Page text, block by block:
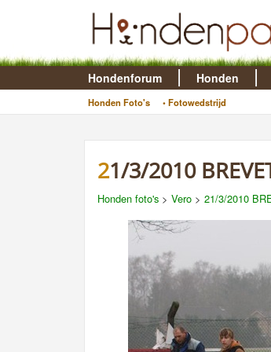
Hondenforum Honden
Honden Foto's • Fotowedstrijd
21/3/2010
Honden foto's > Vero > 21/3/2010